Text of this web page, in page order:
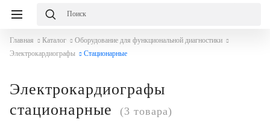
Главная Каталог
Оборудование для функциональной диагностики
Электрокардиографы
Стационарные
Электрокардиографы
стационарные
(3 товара)